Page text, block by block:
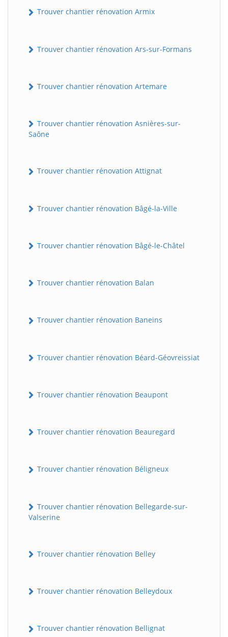
Trouver chantier rénovation Armix
Trouver chantier rénovation Ars-sur-Formans
Trouver chantier rénovation Artemare
Trouver chantier rénovation Asnières-sur-
Saône
Trouver chantier rénovation Attignat
Trouver chantier rénovation Bâgé-la-Ville
Trouver chantier rénovation Bâgé-le-Châtel
Trouver chantier rénovation Balan
Trouver chantier rénovation Baneins
Trouver chantier rénovation Béard-Géovreissiat
Trouver chantier rénovation Beaupont
Trouver chantier rénovation Beauregard
Trouver chantier rénovation Béligneux
Trouver chantier rénovation Bellegarde-sur-
Valserine
Trouver chantier rénovation Belley
Trouver chantier rénovation Belleydoux
Trouver chantier rénovation Bellignat